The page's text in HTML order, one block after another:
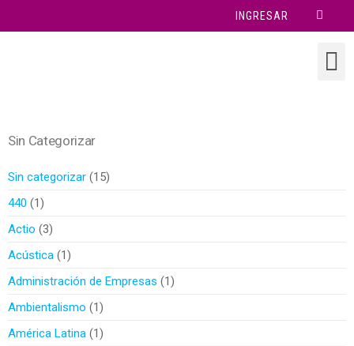
INGRESAR
Sin Categorizar
Sin categorizar 15
440
1
Actio 3
Acústica 1
Administración de Empresas
1
Ambientalismo
1
América Latina 1